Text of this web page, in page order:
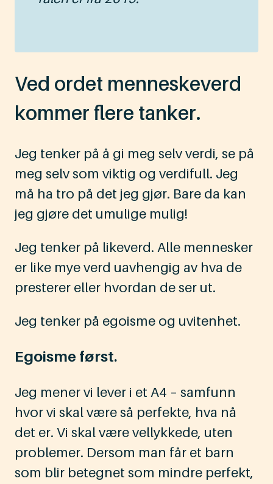
Ved ordet menneskeverd
kommer flere tanker.
Jeg tenker på å gi meg selv verdi, se på
meg selv som viktig og verdifull. Jeg
må ha tro på det jeg gjør. Bare da kan
jeg gjøre det umulige mulig!
Jeg tenker på likeverd. Alle mennesker
er like mye verd uavhengig av hva de
presterer eller hvordan de ser ut.
Jeg tenker på egoisme og uvitenhet.
Egoisme først.
Jeg mener vi lever i et A4 – samfunn
hvor vi skal være så perfekte, hva nå
det er. Vi skal være vellykkede, uten
problemer. Dersom man får et barn
som blir betegnet som mindre perfekt,